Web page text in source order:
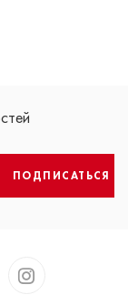
ПОДПИСАТЬСЯ